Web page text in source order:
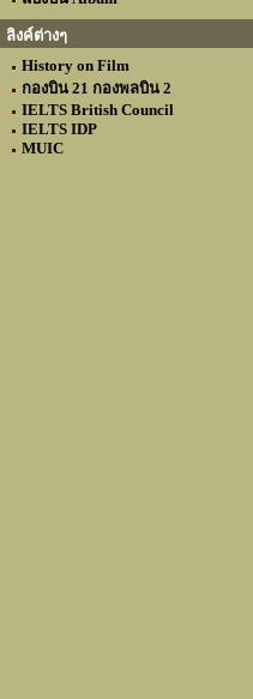
ลิงค์ต่างๆ
History on Film
กองบิน 21 กองพลบิน 2
IELTS British Council
IELTS IDP
MUIC